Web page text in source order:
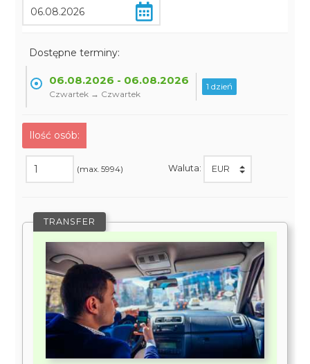
Dostępne terminy:
06.08.2026 - 06.08.2026
Czwartek → Czwartek
1 dzień
Ilość osób:
(max. 5994) Waluta:
TRANSFER